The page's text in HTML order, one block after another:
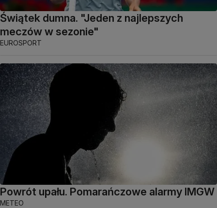
Świątek dumna. "Jeden z najlepszych
meczów w sezonie"
EUROSPORT
Powrót upału. Pomarańczowe alarmy IMGW
METEO